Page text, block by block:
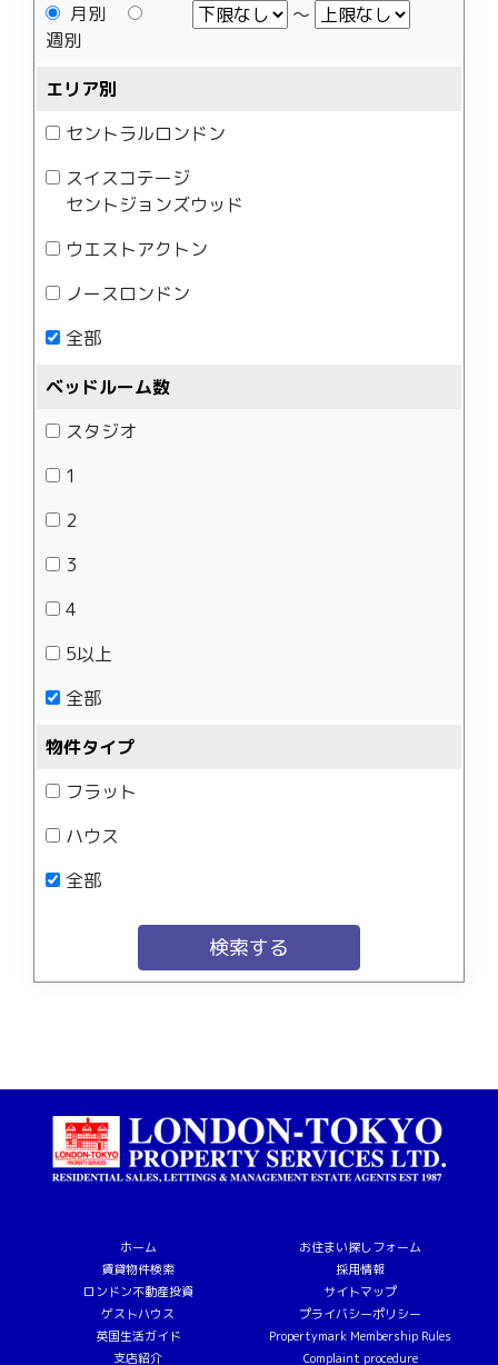
月別
週別
〜
エリア別
セントラルロンドン
スイスコテージ
セントジョンズウッド
ウエストアクトン
ノースロンドン
全部
ベッドルーム数
スタジオ
1
2
3
4
5以上
全部
物件タイプ
フラット
ハウス
全部
検索する
ホーム
賃貸物件検索
ロンドン不動産投資
ゲストハウス
英国生活ガイド
支店紹介
お住まい探しフォーム
採用情報
サイトマップ
プライバシーポリシー
Propertymark Membership Rules
Complaint procedure